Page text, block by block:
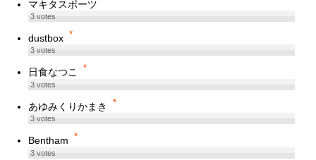
マキタスポーツ
3votes
dustbox *
3votes
日食なつこ *
3votes
あゆみくりかまき *
3votes
Bentham *
3votes